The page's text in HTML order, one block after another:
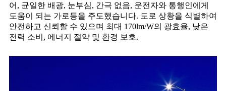
어, 균일한 배광, 눈부심, 간극 없음, 운전자와 통행인에게
도움이 되는 가로등을 주도했습니다. 도로 상황을 식별하여
안전하고 신뢰할 수 있으며 최대 170lm/W의 광효율, 낮은
전력 소비, 에너지 절약 및 환경 보호.